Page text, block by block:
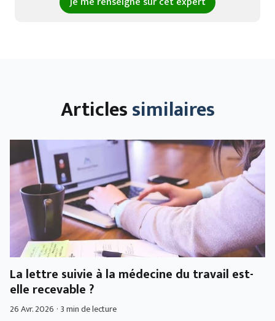
Articlessimilaires
La lettre suivie à la médecine du travail est-
elle recevable ?
26 Avr. 2026 · 3 min de lecture